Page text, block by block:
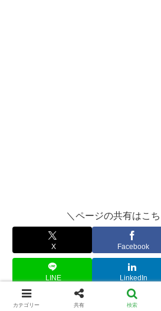
＼ページの共有はこ
X Facebook
LINE LinkedIn
カテゴリー 共有 検索